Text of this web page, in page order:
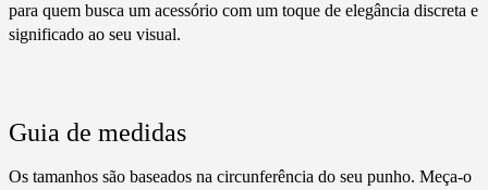
para quem busca um acessório com um toque de elegância discreta e
significado ao seu visual.
Guia de medidas
Os tamanhos são baseados na circunferência do seu punho. Meça-o